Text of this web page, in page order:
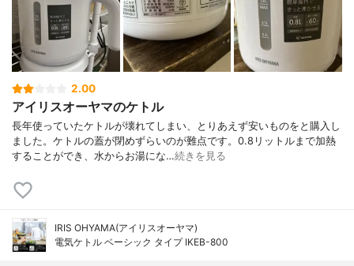
2.00
アイリスオーヤマのケトル
長年使っていたケトルが壊れてしまい、とりあえず安いものをと購入し
ました。ケトルの蓋が閉めずらいのが難点です。0.8リットルまで加熱
することができ、水からお湯にな…続きを見る
IRIS OHYAMA(アイリスオーヤマ)
電気ケトル ベーシック タイプ IKEB-800